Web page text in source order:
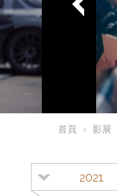
首頁 影展
2021